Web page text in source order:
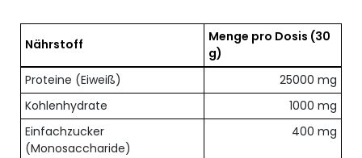
Übersicht der enthaltenen Nährstoffe pro Dosis
Nährstoff Menge pro Dosis (30
g)
Proteine (Eiweiß)
25000 mg
Kohlenhydrate
1000 mg
Einfachzucker
(Monosaccharide)
400 mg